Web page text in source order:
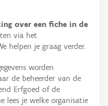
over een fiche in de
via het
helpen je graag verder.
worden
de beheerder van de
Erfgoed of de
lees je welke organisatie